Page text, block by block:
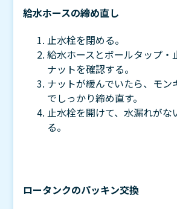
給水ホースの締め直し
止水栓を閉める。
給水ホースとボールタップ・
ナットを確認する。
ナットが緩んでいたら、モン
でしっかり締め直す。
止水栓を開けて、水漏れがな
る。
ロータンクのパッキン交換